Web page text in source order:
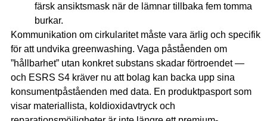
färsk ansiktsmask när de lämnar tillbaka fem tomma
burkar.
Kommunikation om cirkularitet måste vara ärlig och specifik
för att undvika greenwashing. Vaga påståenden om
”hållbarhet” utan konkret substans skadar förtroendet —
och ESRS S4 kräver nu att bolag kan backa upp sina
konsumentpåståenden med data. En produktpasport som
visar materiallista, koldioxidavtryck och